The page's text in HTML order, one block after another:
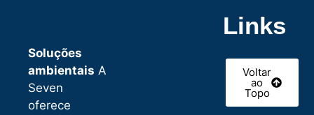
Soluções
ambientais A
Seven
oferece
Links
Voltar
ao
Topo